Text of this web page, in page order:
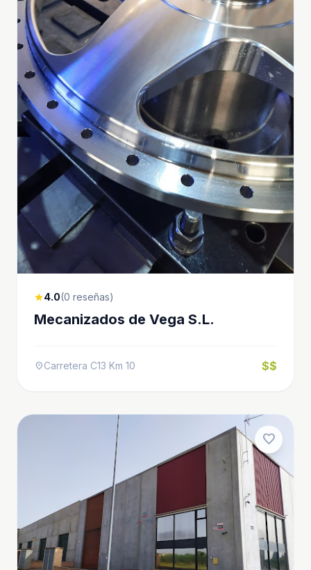
star4.0(0 reseñas)
Mecanizados de Vega S.L.
location_onCarretera C13 Km 10 $$
favorite